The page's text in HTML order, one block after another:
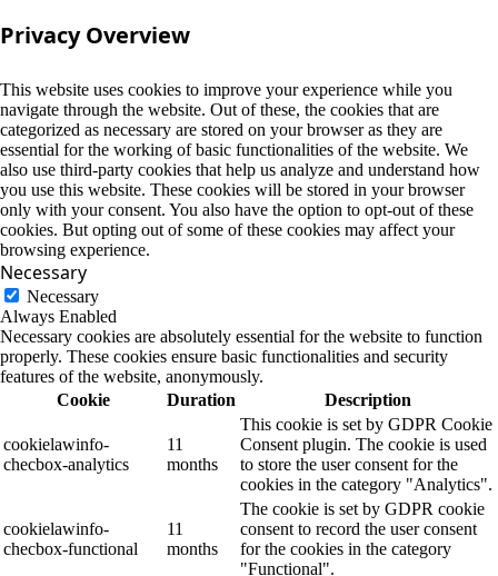
Privacy Overview
This website uses cookies to improve your experience while you
navigate through the website. Out of these, the cookies that are
categorized as necessary are stored on your browser as they are
essential for the working of basic functionalities of the website. We
also use third-party cookies that help us analyze and understand how
you use this website. These cookies will be stored in your browser
only with your consent. You also have the option to opt-out of these
cookies. But opting out of some of these cookies may affect your
browsing experience.
Necessary
Necessary
Always Enabled
Necessary cookies are absolutely essential for the website to function
properly. These cookies ensure basic functionalities and security
features of the website, anonymously.
Cookie
Duration Description
cookielawinfo-
checbox-analytics
11
months
This cookie is set by GDPR Cookie
Consent plugin. The cookie is used
to store the user consent for the
cookies in the category "Analytics".
cookielawinfo-
checbox-functional
11
months
The cookie is set by GDPR cookie
consent to record the user consent
for the cookies in the category
"Functional".